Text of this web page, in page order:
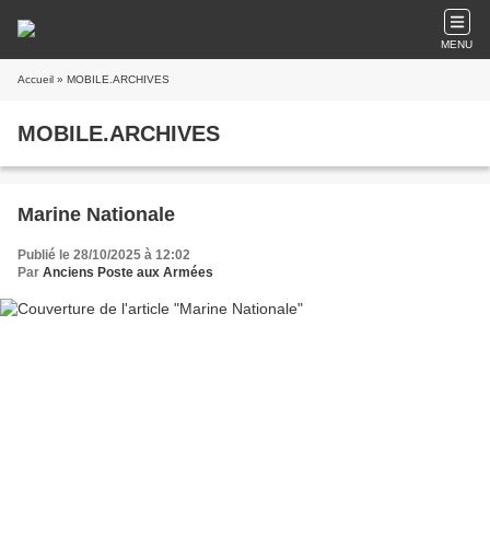
MENU
Accueil » MOBILE.ARCHIVES
MOBILE.ARCHIVES
Marine Nationale
Publié le 28/10/2025 à 12:02
Par Anciens Poste aux Armées